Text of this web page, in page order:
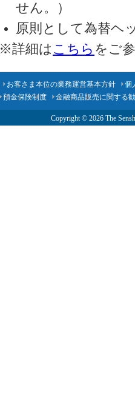
せん。）
原則として為替ヘ
※詳細は こちら をご
お客さま本位の業務運営基本方針
個
預金保険制度 金融商品販売に関する
Copyright © 2026 The